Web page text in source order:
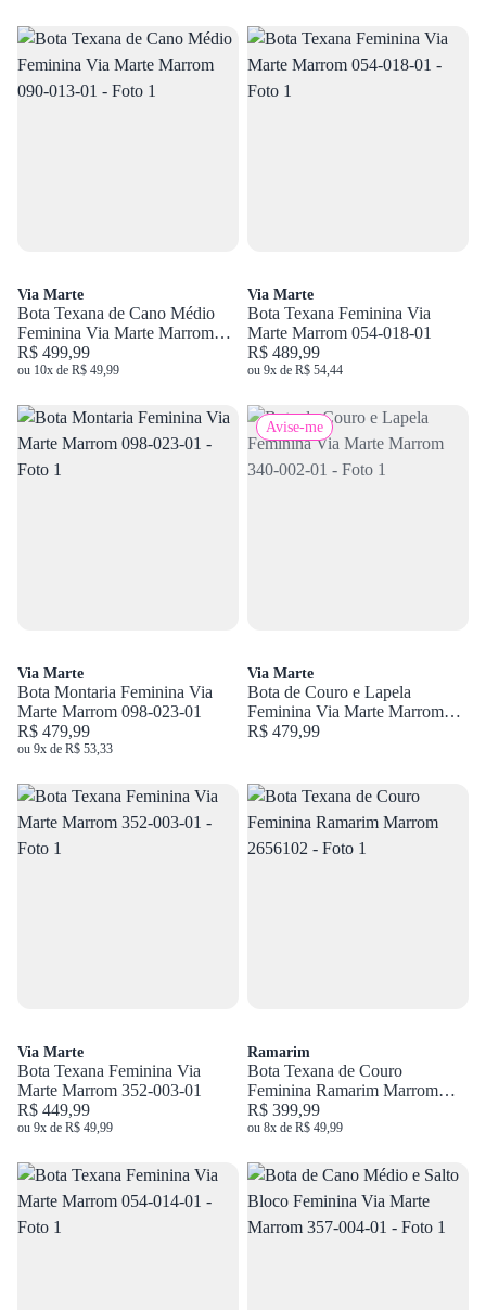
Via Marte
Bota Texana de Cano Médio
Feminina Via Marte Marrom
090-013-01
R$ 499,99
ou 10x de R$ 49,99
Via Marte
Bota Texana Feminina Via
Marte Marrom 054-018-01
R$ 489,99
ou 9x de R$ 54,44
Via Marte
Bota Montaria Feminina Via
Marte Marrom 098-023-01
R$ 479,99
ou 9x de R$ 53,33
Avise-me
Via Marte
Bota de Couro e Lapela
Feminina Via Marte Marrom
340-002-01
R$ 479,99
Via Marte
Bota Texana Feminina Via
Marte Marrom 352-003-01
R$ 449,99
ou 9x de R$ 49,99
Ramarim
Bota Texana de Couro
Feminina Ramarim Marrom
2656102
R$ 399,99
ou 8x de R$ 49,99